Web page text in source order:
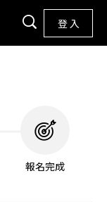
登 入
報名完成